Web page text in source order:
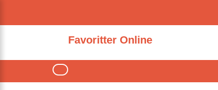
content
Favoritter Online
Open